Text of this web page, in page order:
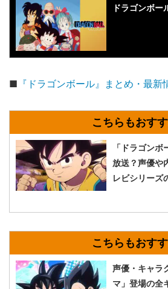
ドラゴンボー
■ 『ドラゴンボール』まとめ・最新
「ドラゴン
放送？声優や
レビシリーズ
声優・キャラ
マ」登場の全